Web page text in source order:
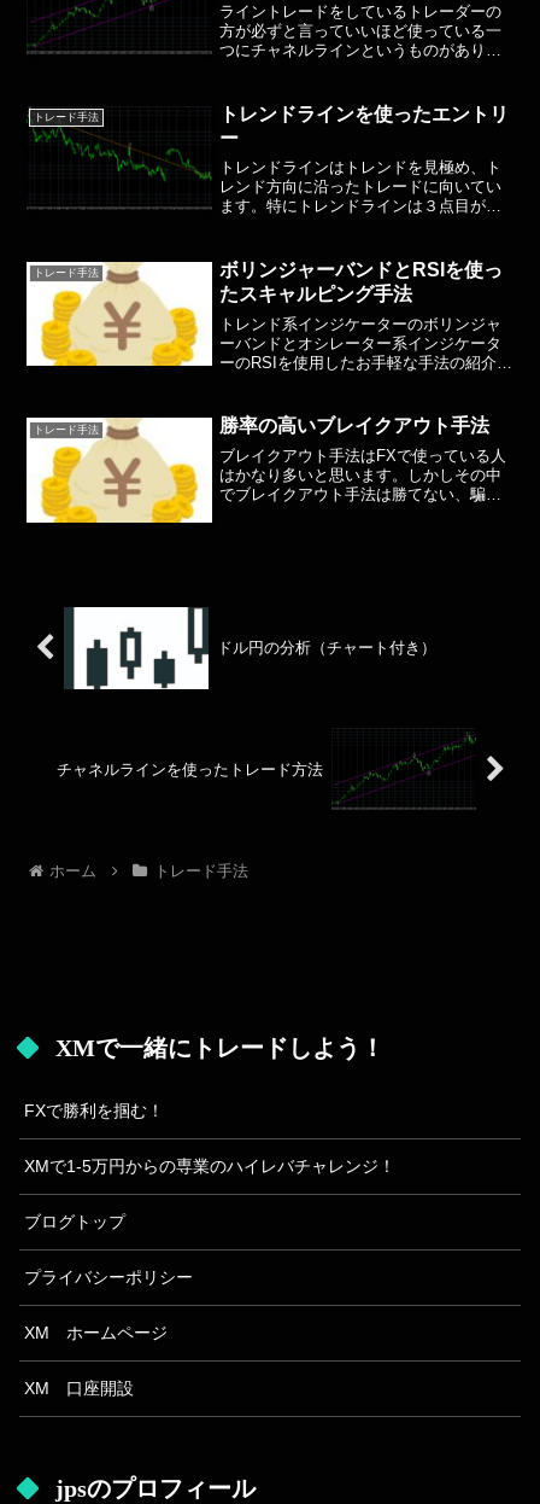
ライントレードをしているトレーダーの
方が必ずと言っていいほど使っている一
つにチャネルラインというものがありま
ます。まずチャネルラインとは、トレン
ドラインと並行して描くラ...
トレード手法
トレンドラインを使ったエントリ
ー
トレンドラインはトレンドを見極め、ト
レンド方向に沿ったトレードに向いてい
ます。特にトレンドラインは３点目が特
るのですが、信頼性が落ちますし本当に
トレンドラインとして機能...
トレード手法
ボリンジャーバンドとRSIを使っ
たスキャルピング手法
トレンド系インジケーターのボリンジャ
ーバンドとオシレーター系インジケータ
ーのRSIを使用したお手軽な手法の紹介で
使用している方も多いと思います。今回
はその中でもメジャー...
トレード手法 勝率の高いブレイクアウト手法
ブレイクアウト手法はFXで使っている人
はかなり多いと思います。しかしその中
でブレイクアウト手法は勝てない、騙し
ドル円の分析（チャート付き）
チャネルラインを使ったトレード方法
ホーム トレード手法
XMで一緒にトレードしよう！
FXで勝利を掴む！
XMで1-5万円からの専業のハイレバチャレンジ！
ブログトップ
プライバシーポリシー
XM ホームページ
XM 口座開設
jpsのプロフィール